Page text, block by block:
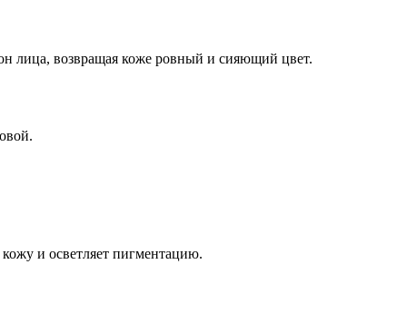
лица, возвращая коже ровный и сияющий цвет.
и осветляет пигментацию.